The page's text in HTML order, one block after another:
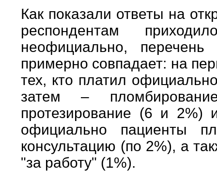
Как показали ответы на
респондентам
неофициально,
примерно совпадает: на
тех, кто платил
затем –
протезирование (6 и 2%)
официально пациенты
консультацию (по 2%), а
"за работу" (1%).